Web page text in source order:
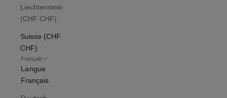
Liechtenstein
(CHF CHF)
Suisse (CHF
CHF)
Français
Langue
Français